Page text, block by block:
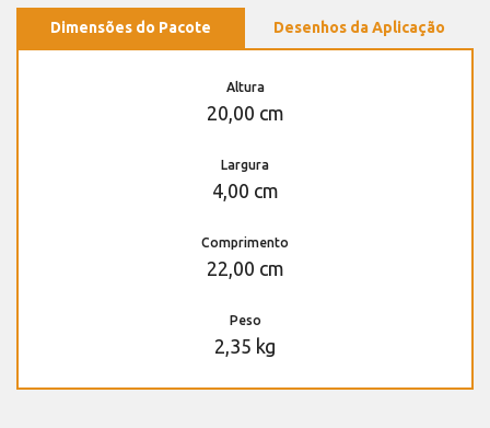
Dimensões do Pacote Desenhos da Aplicação
Altura
20,00 cm
Largura
4,00 cm
Comprimento
22,00 cm
Peso
2,35 kg